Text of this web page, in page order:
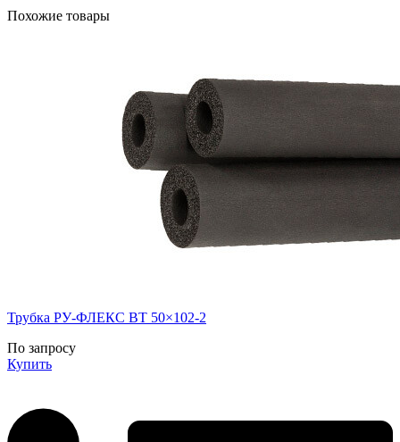
Похожие товары
Трубка РУ-ФЛЕКС ВТ 50×102-2
По запросу
Купить